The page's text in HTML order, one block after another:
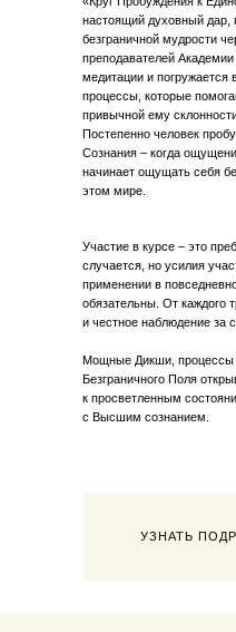
настоящий духовный дар,
безграничной мудрости
преподавателей
медитации и погружается
процессы, которые
привычной ему
Постепенно человек
Сознания – когда
начинает ощущать себя
этом мире.
Участие в курсе – это
случается, но усилия
применении в
обязательны. От каждого
и честное наблюдение за
Мощные Дикши, процессы
Безграничного Поля
к просветленным
с Высшим сознанием.
УЗНАТЬ